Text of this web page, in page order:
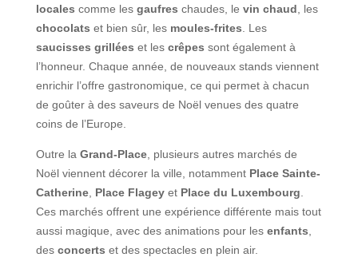
locales comme les gaufres chaudes, le vin chaud , les
chocolats et bien sûr, les moules-frites . Les
saucisses grillées et les crêpes sont également à
l’honneur. Chaque année, de nouveaux stands viennent
enrichir l’offre gastronomique, ce qui permet à chacun
de goûter à des saveurs de Noël venues des quatre
coins de l’Europe.
Outre la Grand-Place, plusieurs autres marchés de
Noël viennent décorer la ville, notamment Place Sainte-
Catherine, Place Flageyet Place du Luxembourg
Ces marchés offrent une expérience différente mais tout
aussi magique, avec des animations pour les enfants
des concerts et des spectacles en plein air.